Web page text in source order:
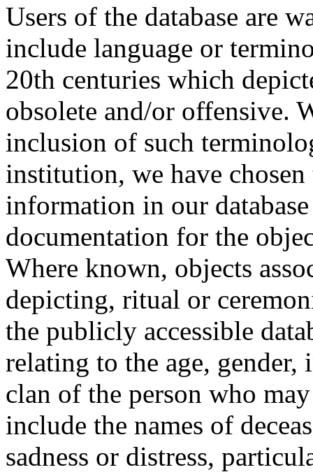
Users of the database are
include language or
20th centuries which
obsolete and/or offensive.
inclusion of such
institution, we have
information in our
documentation for the
Where known, objects
depicting, ritual or
the publicly accessible
relating to the age,
clan of the person who
include the names of
sadness or distress,